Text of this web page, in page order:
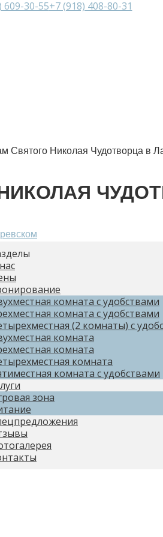
609-30-55+7 (918) 408-80-31
Святого Николая Чудотворца в
комната с удобствами
комната с удобствами
(2 комнаты) с
комната
комната
комната
комната с удобствами
зона